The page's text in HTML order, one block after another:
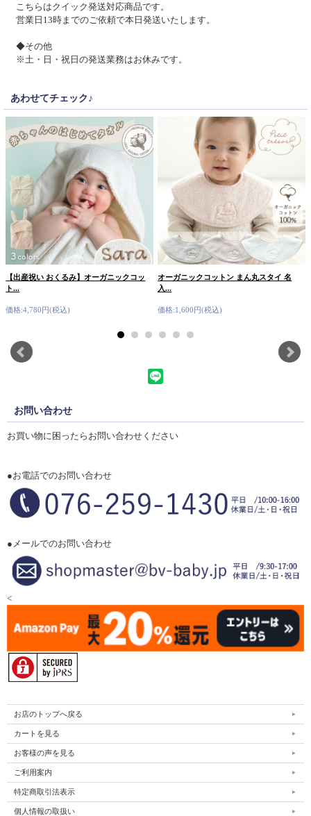
こちらはクイック発送対応商品です。
営業日13時までのご依頼で本日発送いたします。
◆その他
※土・日・祝日の発送業務はお休みです。
あわせてチェック♪
【出産祝い おくるみ】オーガニックコッ
ト...
価格:4,780円(税込)
オーガニックコットン まん丸スタイ 名
入...
価格:1,600円(税込)
お問い合わせ
お買い物に困ったらお問い合わせください
●お電話でのお問い合わせ
●メールでのお問い合わせ
<
お店のトップへ戻る
カートを見る
お客様の声を見る
ご利用案内
特定商取引法表示
個人情報の取扱い